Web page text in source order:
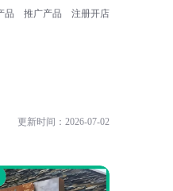
品 推广产品 注册开店
更新时间：2026-07-02